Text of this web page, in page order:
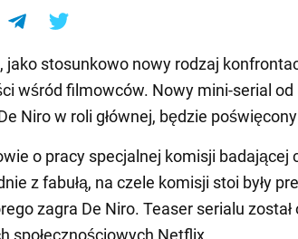
jako stosunkowo nowy rodzaj
wśród filmowców. Nowy mini-serial od
Niro w roli głównej, będzie
o pracy specjalnej komisji badającej
z fabułą, na czele komisji stoi były
zagra De Niro. Teaser serialu
społecznościowych Netflix.